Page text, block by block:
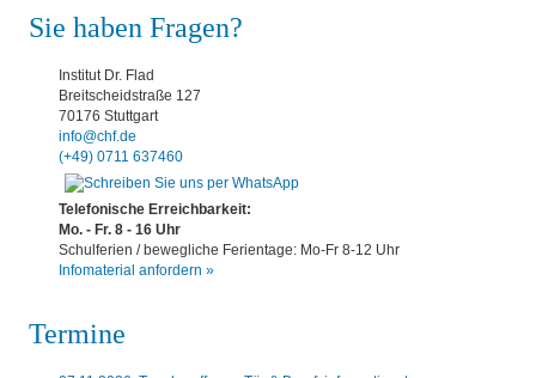
Sie haben Fragen?
Institut Dr. Flad
Breitscheidstraße 127
70176 Stuttgart
info@chf.de
(+49) 0711 637460
Telefonische Erreichbarkeit:
Mo. - Fr. 8 - 16 Uhr
Schulferien / bewegliche Ferientage: Mo-Fr 8-12 Uhr
Infomaterial anfordern »
Termine